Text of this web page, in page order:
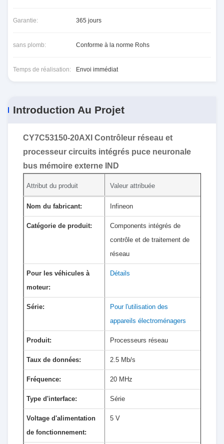
Garantie: 365 jours
sans plomb: Conforme à la norme Rohs
Temps de réalisation: Envoi immédiat
Introduction Au Projet
CY7C53150-20AXI Contrôleur réseau et
processeur circuits intégrés puce neuronale
bus mémoire externe IND
Attribut du produit Valeur attribuée
Nom du fabricant: Infineon
Catégorie de produit:
Components intégrés de
contrôle et de traitement de
réseau
Pour les véhicules à
moteur:
Détails
Série:
Pour l'utilisation des
appareils électroménagers
Produit: Processeurs réseau
Taux de données: 2.5 Mb/s
Fréquence: 20 MHz
Type d'interface: Série
Voltage d'alimentation
de fonctionnement:
5 V